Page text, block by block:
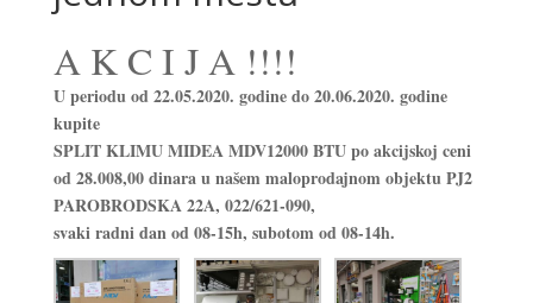
A K C I J A !!!!
U periodu od 22.05.2020. godine do 20.06.2020. godine
kupite
SPLIT KLIMU MIDEA MDV12000 BTU po akcijskoj ceni
od 28.008,00 dinara u našem maloprodajnom objektu PJ2
PAROBRODSKA 22A, 022/621-090,
svaki radni dan od 08-15h, subotom od 08-14h.